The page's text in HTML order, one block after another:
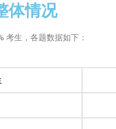
体情况
生，各题数据如下：